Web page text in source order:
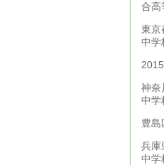
合高
東京
中学
神奈
中学
豊島
兵庫
中学